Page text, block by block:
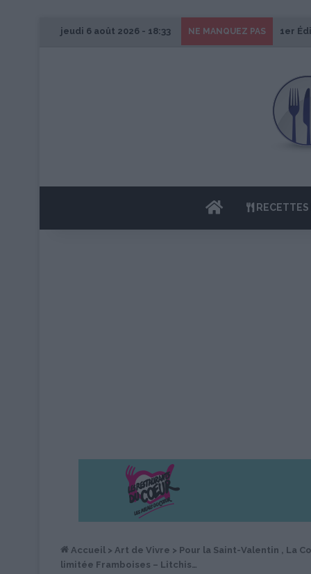
jeudi 6 août 2026 - 18:33 NE MANQUEZ PAS 1er
ACCUEIL
Accueil > Art de Vivre > Pour la Saint-Valentin , La
limitée Framboises – Litchis…